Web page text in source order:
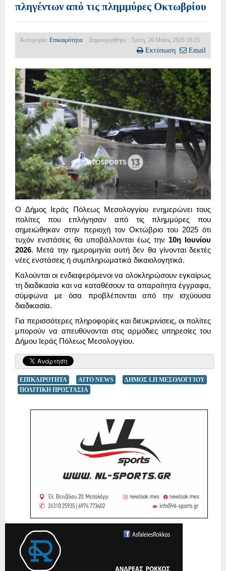
πληγέντων από τις πλημμύρες Οκτωβρίου
Κατηγορία: Επικαιρότητα
Δημιουργήθηκε : Τρίτη, 26 Μαϊος 2026 16:25
Εκτύπωση
Email
Ο Δήμος Ιεράς Πόλεως Μεσολογγίου ενημερώνει τους
πολίτες που επλήγησαν από τις πλημμύρες που
σημειώθηκαν στην περιοχή τον Οκτώβριο του 2025 ότι
τυχόν ενστάσεις θα υποβάλλονται έως την 10η Ιουνίου
2026. Μετά την ημερομηνία αυτή δεν θα γίνονται δεκτές
νέες ενστάσεις ή συμπληρωματικά δικαιολογητικά.
Καλούνται οι ενδιαφερόμενοι να ολοκληρώσουν εγκαίρως
τη διαδικασία και να καταθέσουν τα απαραίτητα έγγραφα,
σύμφωνα με όσα προβλέπονται από την ισχύουσα
διαδικασία.
Για περισσότερες πληροφορίες και διευκρινίσεις, οι πολίτες
μπορούν να απευθύνονται στις αρμόδιες υπηρεσίες του
Δήμου Ιεράς Πόλεως Μεσολογγίου.
ΕΠΙΚΑΙΡΟΤΗΤΑ AITO NEWS
ΔΗΜΟΣ Ι.Π ΜΕΣΟΛΟΓΓΙΟΥ
ΠΟΛΙΤΙΚΗ ΠΡΟΣΤΑΣΙΑ